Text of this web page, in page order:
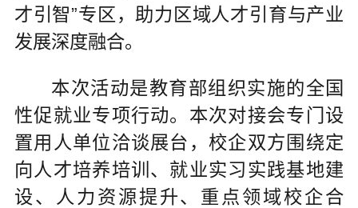
才引智”专区，助力区域人才引育与产业
发展深度融合。
本次活动是教育部组织实施的全国
性促就业专项行动。本次对接会专门设
置用人单位洽谈展台，校企双方围绕定
向人才培养培训、就业实习实践基地建
设、人力资源提升、重点领域校企合